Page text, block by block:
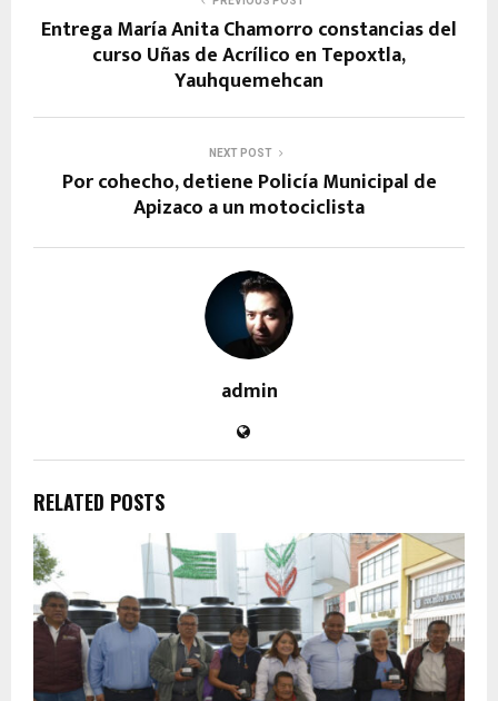
Entrega María Anita Chamorro constancias del
curso Uñas de Acrílico en Tepoxtla,
Yauhquemehcan
NEXT POST
Por cohecho, detiene Policía Municipal de
Apizaco a un motociclista
admin
RELATED POSTS